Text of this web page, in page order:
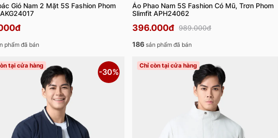
Gió Nam 2 Mặt 5S Fashion Phom
phẩm đã bán
Áo Phao Nam 5S Fashion Có Mũ, Trơn Phom
Slimfit APH24062
396.000đ 989.000đ
186 sản phẩm đã bán
tại cửa hàng
-30%
Chỉ còn tại cửa hàng